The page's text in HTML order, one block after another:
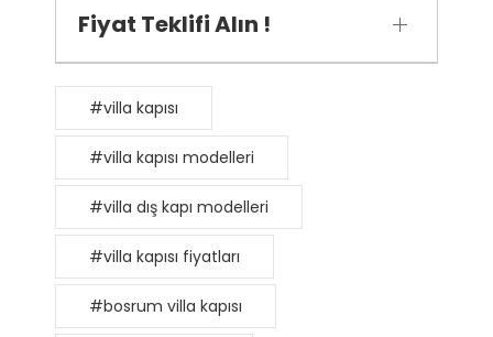
Fiyat Teklifi Alın !
#villa kapısı
#villa kapısı modelleri
#villa dış kapı modelleri
#villa kapısı fiyatları
#bosrum villa kapısı